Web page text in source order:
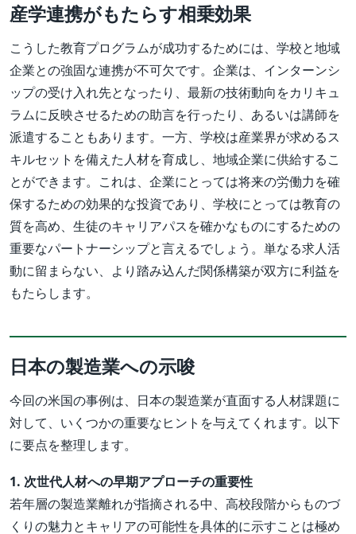
産学連携がもたらす相乗効果
こうした教育プログラムが成功するためには、学校と地域
企業との強固な連携が不可欠です。企業は、インターンシ
ップの受け入れ先となったり、最新の技術動向をカリキュ
ラムに反映させるための助言を行ったり、あるいは講師を
派遣することもあります。一方、学校は産業界が求めるス
キルセットを備えた人材を育成し、地域企業に供給するこ
とができます。これは、企業にとっては将来の労働力を確
保するための効果的な投資であり、学校にとっては教育の
質を高め、生徒のキャリアパスを確かなものにするための
重要なパートナーシップと言えるでしょう。単なる求人活
動に留まらない、より踏み込んだ関係構築が双方に利益を
もたらします。
日本の製造業への示唆
今回の米国の事例は、日本の製造業が直面する人材課題に
対して、いくつかの重要なヒントを与えてくれます。以下
に要点を整理します。
1. 次世代人材への早期アプローチの重要性
若年層の製造業離れが指摘される中、高校段階からものづ
くりの魅力とキャリアの可能性を具体的に示すことは極め